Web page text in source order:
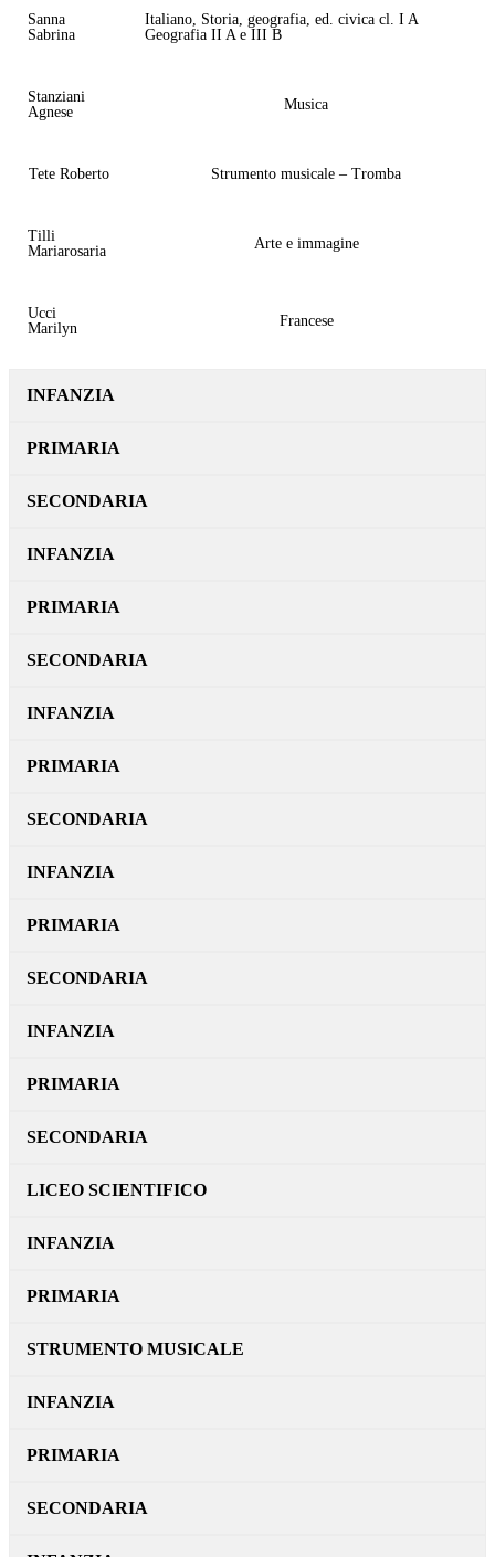
Sanna
Sabrina
Italiano, Storia, geografia, ed. civica cl. I A
Geografia II A e III B
Stanziani
Agnese
Musica
Tete Roberto Strumento musicale – Tromba
Tilli
Mariarosaria
Arte e immagine
Ucci
Marilyn
Francese
INFANZIA
PRIMARIA
SECONDARIA
INFANZIA
PRIMARIA
SECONDARIA
INFANZIA
PRIMARIA
SECONDARIA
INFANZIA
PRIMARIA
SECONDARIA
INFANZIA
PRIMARIA
SECONDARIA
LICEO SCIENTIFICO
INFANZIA
PRIMARIA
STRUMENTO MUSICALE
INFANZIA
PRIMARIA
SECONDARIA